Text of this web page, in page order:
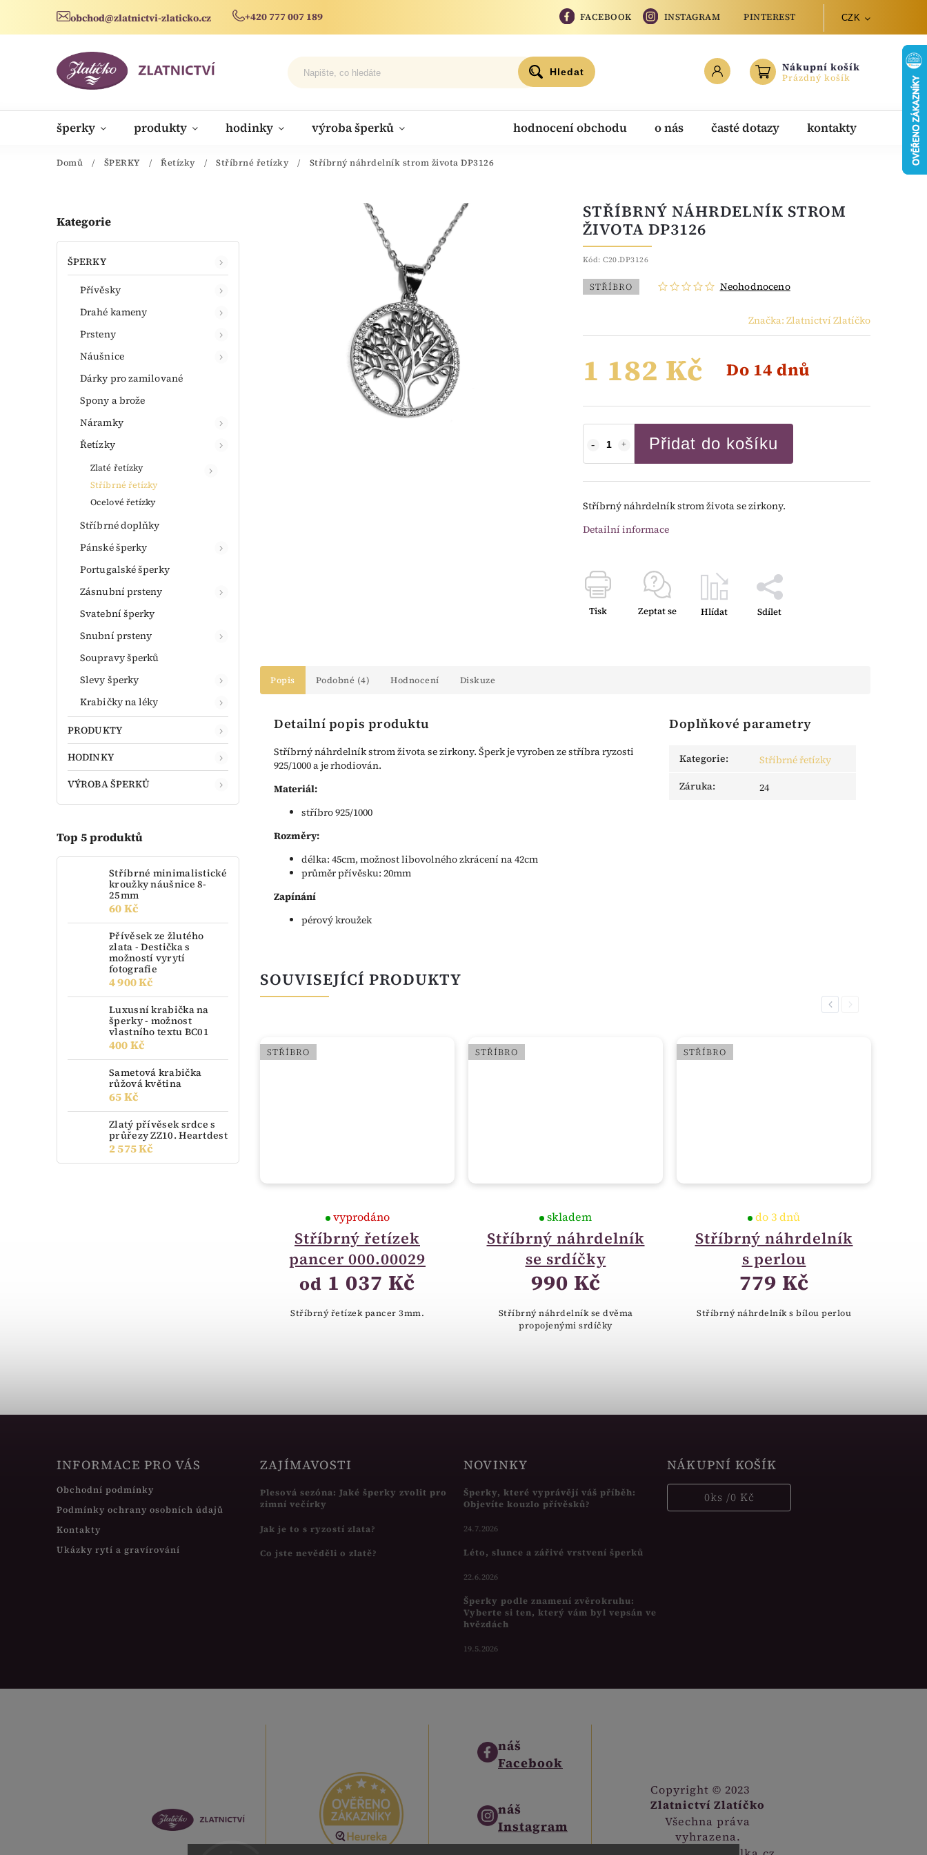
obchod@zlatnictvi-zlaticko.cz +420 777 007 189 FACEBOOK INSTAGRAM PINTEREST CZK
Hledat Nákupní košík
Prázdný košík
šperky produkty hodinky výroba šperků hodnocení obchodu o nás časté dotazy kontakty
novinky
Domů / ŠPERKY / Řetízky / Stříbrné řetízky / Stříbrný náhrdelník strom života DP3126
Kategorie
ŠPERKY
Přívěsky
Drahé kameny
Prsteny
Náušnice
Dárky pro zamilované
Spony a brože
Náramky
Řetízky
Zlaté řetízky
Stříbrné řetízky
Ocelové řetízky
Stříbrné doplňky
Pánské šperky
Portugalské šperky
Zásnubní prsteny
Svatební šperky
Snubní prsteny
Soupravy šperků
Slevy šperky
Krabičky na léky
PRODUKTY
HODINKY
VÝROBA ŠPERKŮ
Top 5 produktů
Stříbrné minimalistické
kroužky náušnice 8-
25mm
60 Kč
Přívěsek ze žlutého
zlata - Destička s
možností vyrytí
fotografie
4 900 Kč
Luxusní krabička na
šperky - možnost
vlastního textu BC01
400 Kč
Sametová krabička
růžová květina
65 Kč
Zlatý přívěsek srdce s
průřezy ZZ10. Heartdest
2 575 Kč
STŘÍBRNÝ NÁHRDELNÍK STROM
ŽIVOTA DP3126
Kód: C20.DP3126
STŘÍBRO Neohodnoceno
Značka: Zlatnictví Zlatíčko
1 182 Kč Do 14 dnů
Přidat do košíku
Stříbrný náhrdelník strom života se zirkony.
Detailní informace
Tisk Zeptat se Hlídat Sdílet
Popis Podobné (4) Hodnocení Diskuze
Detailní popis produktu
Stříbrný náhrdelník strom života se zirkony. Šperk je vyroben ze stříbra ryzosti
925/1000 a je rhodiován.
Materiál:
stříbro 925/1000
Rozměry:
délka: 45cm, možnost libovolného zkrácení na 42cm
průměr přívěsku: 20mm
Zapínání
pérový kroužek
Doplňkové parametry
Kategorie:
Stříbrné řetízky
Záruka: 24
SOUVISEJÍCÍ PRODUKTY
Previous
STŘÍBRO
Stříbrný řetízek
pancer 000.00029
vyprodáno
od 1 037 Kč
Stříbrný řetízek pancer 3mm.
STŘÍBRO
Stříbrný náhrdelník
se srdíčky
skladem
990 Kč
Stříbrný náhrdelník se dvěma
propojenými srdíčky
STŘÍBRO
Stříbrný náhrdelník
s perlou
do 3 dnů
779 Kč
Stříbrný náhrdelník s bílou perlou
Next
INFORMACE PRO VÁS
Obchodní podmínky
Podmínky ochrany osobních údajů
Kontakty
Ukázky rytí a gravírování
ZAJÍMAVOSTI
Plesová sezóna: Jaké šperky zvolit pro
zimní večírky
Jak je to s ryzostí zlata?
Co jste nevěděli o zlatě?
NOVINKY
Šperky, které vyprávějí váš příběh:
Objevíte kouzlo přívěsků?
24.7.2026
Léto, slunce a zářivé vrstvení šperků
22.6.2026
Šperky podle znamení zvěrokruhu:
Vyberte si ten, který vám byl vepsán ve
hvězdách
19.5.2026
NÁKUPNÍ KOŠÍK
0ks /0 Kč
náš
Facebook
náš
Instagram
Copyright © 2023
Zlatnictví Zlatíčko
Všechna práva
vyhrazena.